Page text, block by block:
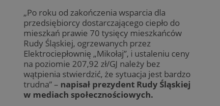
„Po roku od zakończenia wsparcia dla
przedsiębiorcy dostarczającego ciepło do
mieszkań prawie 70 tysięcy mieszkańców
Rudy Śląskiej, ogrzewanych przez
Elektrociepłownię „Mikołaj”, i ustaleniu ceny
na poziomie 207,92 zł/GJ należy bez
wątpienia stwierdzić, że sytuacja jest bardzo
trudna” – napisał prezydent Rudy Śląskiej
w mediach społecznościowych.